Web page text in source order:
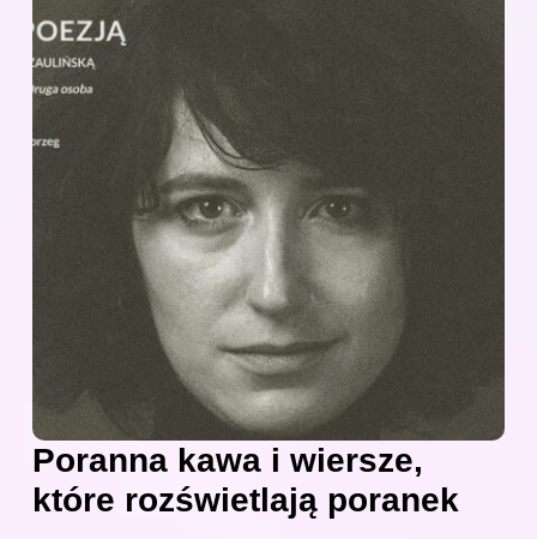
Poranna kawa i wiersze,
które rozświetlają poranek